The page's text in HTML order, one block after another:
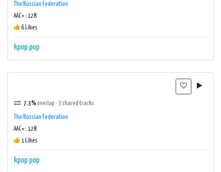
The Russian Federation
AAC+ : 128
6 Likes
kpop pop
7.3%overlap · 3 shared tracks
The Russian Federation
AAC+ : 128
1 Likes
kpop pop